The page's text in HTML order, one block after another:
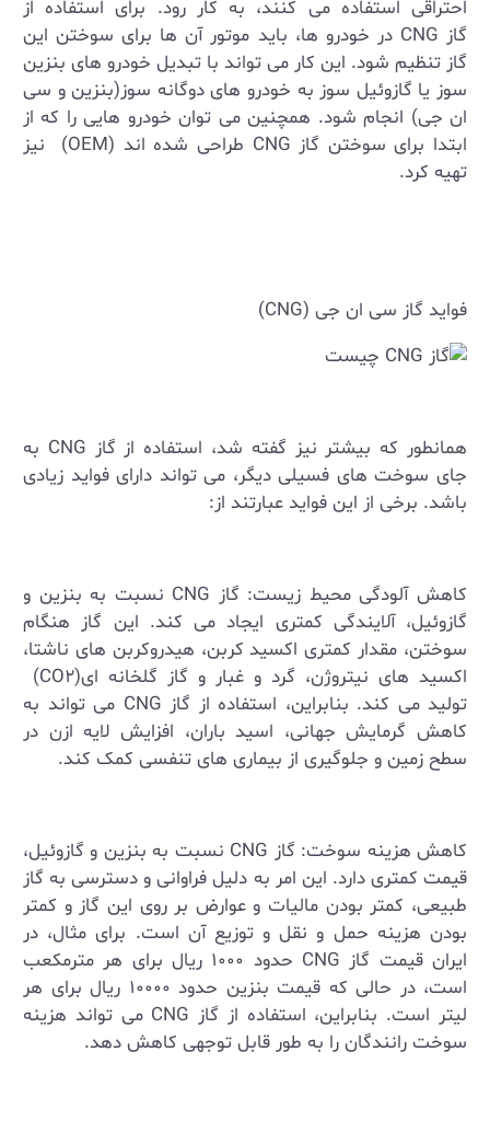
احتراقی استفاده می‌ کنند، به ‌کار رود. برای استفاده از
گاز CNGدر خودرو ها، باید موتور آن‌ ها برای سوختن این
گاز تنظیم شود. این کار می ‌تواند با تبدیل خودرو های بنزین
‌سوز یا گازوئیل‌ سوز به خودرو های دوگانه‌ سوز(بنزین و سی
ان جی) انجام شود. همچنین می ‌توان خودرو هایی را که از
ابتدا برای سوختن گاز CNG طراحی شده‌ اند (OEM)
نیز
تهیه کرد.
فواید گاز سی ان جی (CNG
)
همانطور که بیشتر نیز گفته شد، استفاده از گاز CNG به
‌جای سوخت‌ های فسیلی دیگر، می ‌تواند دارای فواید زیادی
باشد. برخی از این فواید عبارتند از:
کاهش آلودگی محیط ‌زیست: گاز CNG نسبت به بنزین و
گازوئیل، آلایندگی کمتری ایجاد می ‌کند. این گاز هنگام
سوختن، مقدار کمتری اکسید کربن، هیدروکربن ‌های ناشتا،
اکسید های نیتروژن، گرد و غبار و گاز گلخانه ‌ای(CO۲)
تولید می ‌کند. بنابراین، استفاده از گاز CNG می‌ تواند به
کاهش گرمایش جهانی، اسید باران، افزایش لایه ازن در
سطح زمین و جلوگیری از بیماری ‌های تنفسی کمک کند.
کاهش هزینه سوخت: گاز CNG نسبت به بنزین و گازوئیل،
قیمت کمتری دارد. این امر به دلیل فراوانی و دسترسی به گاز
طبیعی، کمتر بودن مالیات و عوارض بر روی این گاز و کمتر
بودن هزینه حمل و نقل و توزیع آن است. برای مثال، در
ایران قیمت گاز CNG
حدود ۱۰۰۰ ریال برای هر مترمکعب
است، در حالی که قیمت بنزین حدود ۱۰۰۰۰ ریال برای هر
لیتر است. بنابراین، استفاده از گاز CNGمی ‌تواند هزینه
سوخت رانندگان را به ‌طور قابل توجهی کاهش دهد.